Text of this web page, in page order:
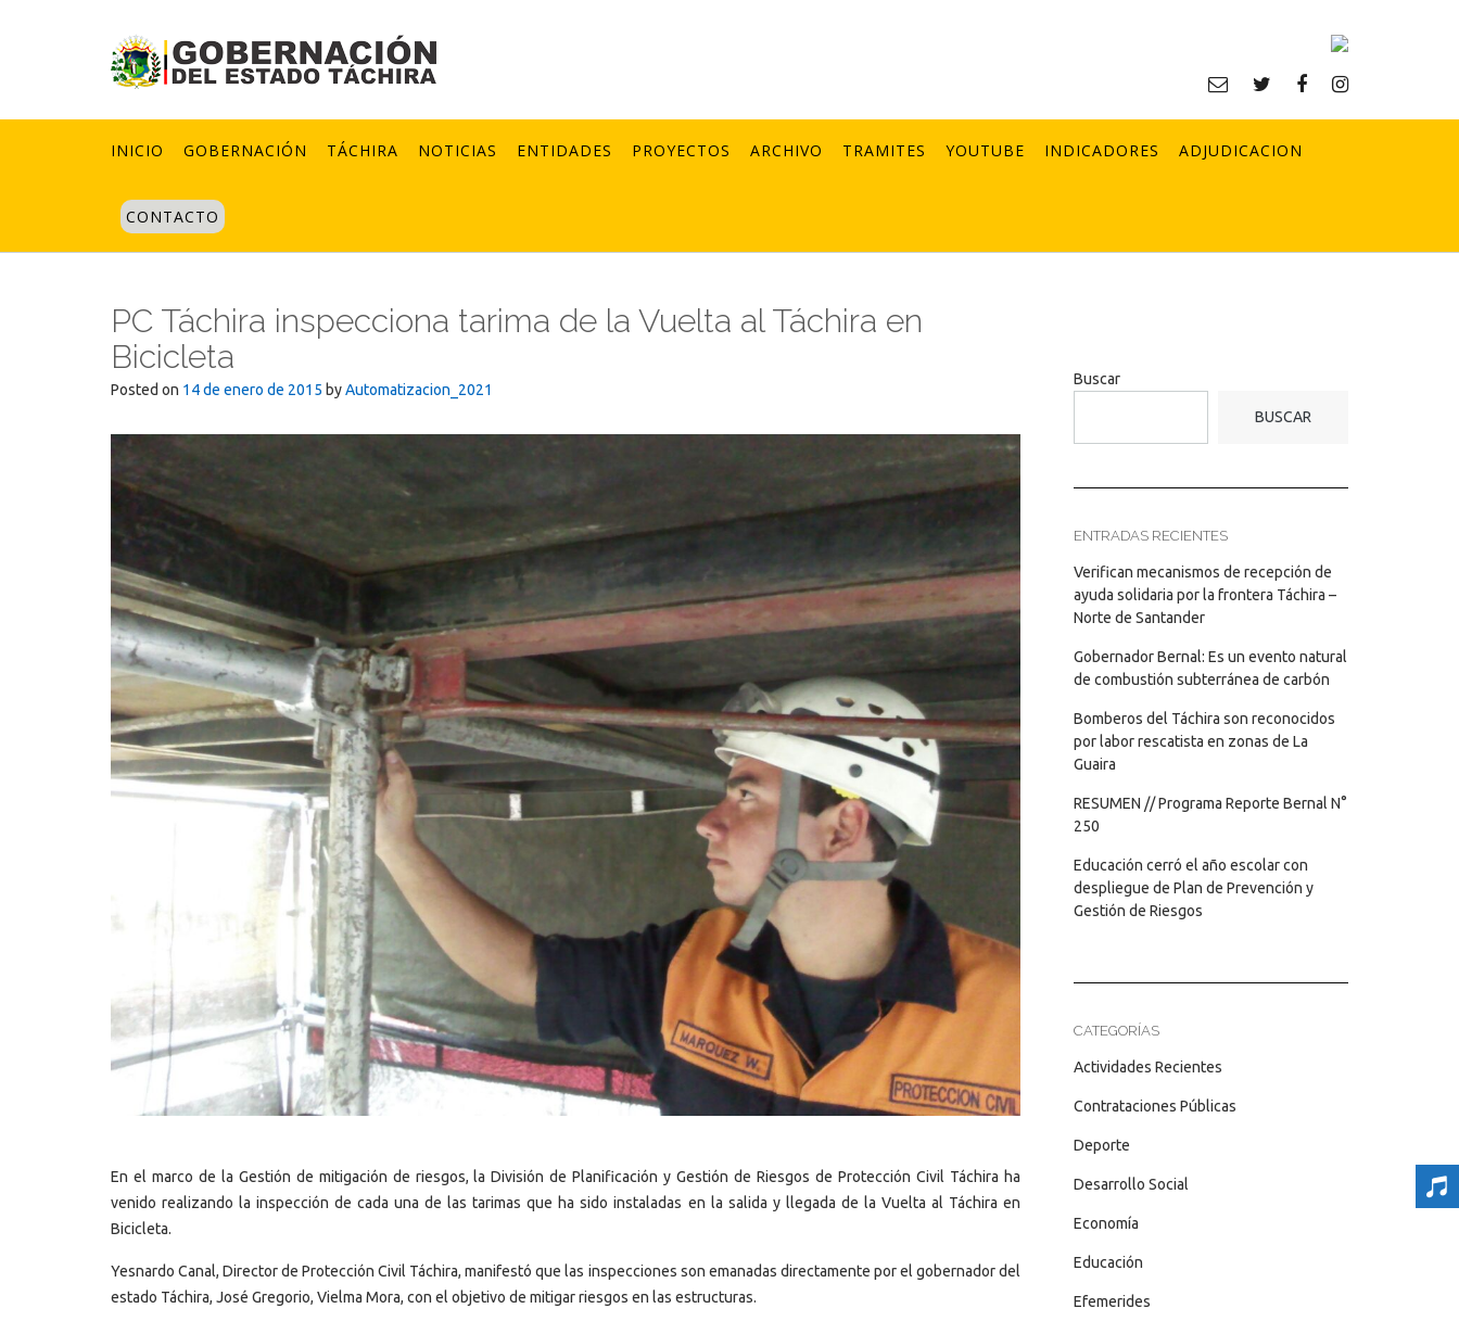
INICIO GOBERNACIÓN TÁCHIRA NOTICIAS ENTIDADES PROYECTOS ARCHIVO TRAMITES YOUTUBE INDICADORES ADJUDICACION
CONTACTO
PC Táchira inspecciona tarima de la Vuelta al Táchira en
Bicicleta
Posted on 14 de enero de 2015 byAutomatizacion_2021
En el marco de la Gestión de mitigación de riesgos, la División de Planificación y Gestión de Riesgos de Protección Civil Táchira ha
venido realizando la inspección de cada una de las tarimas que ha sido instaladas en la salida y llegada de la Vuelta al Táchira en
Bicicleta.
Yesnardo Canal, Director de Protección Civil Táchira, manifestó que las inspecciones son emanadas directamente por el gobernador del
estado Táchira, José Gregorio, Vielma Mora, con el objetivo de mitigar riesgos en las estructuras.
Buscar
BUSCAR
ENTRADAS RECIENTES
Verifican mecanismos de recepción de
ayuda solidaria por la frontera Táchira –
Norte de Santander
Gobernador Bernal: Es un evento natural
de combustión subterránea de carbón
Bomberos del Táchira son reconocidos
por labor rescatista en zonas de La
Guaira
RESUMEN // Programa Reporte Bernal N°
250
Educación cerró el año escolar con
despliegue de Plan de Prevención y
Gestión de Riesgos
CATEGORÍAS
Actividades Recientes
Contrataciones Públicas
Deporte
Desarrollo Social
Economía
Educación
Efemerides